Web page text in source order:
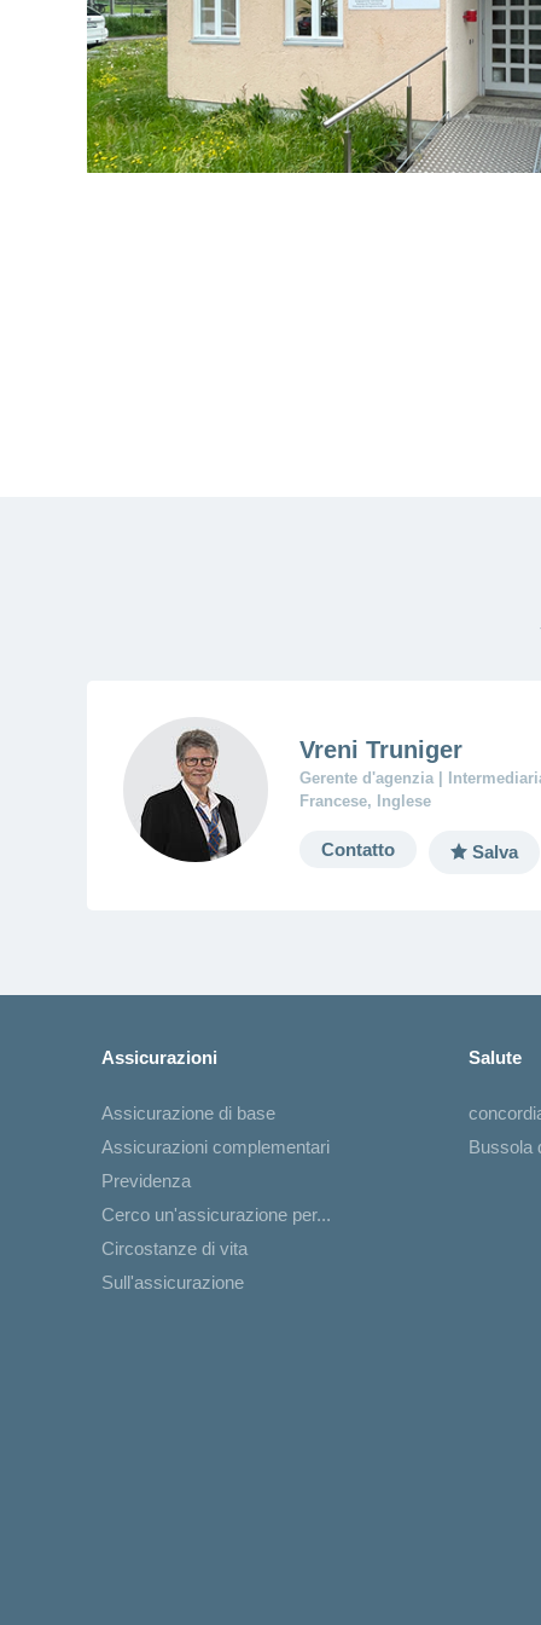
Vreni Truniger
Gerente d'agenzia |
Francese, Inglese
Contatto Salva
Assicurazioni
Assicurazione di base
Assicurazioni complementari
Previdenza
Cerco un'assicurazione per...
Circostanze di vita
Sull'assicurazione
Salute
Bussola